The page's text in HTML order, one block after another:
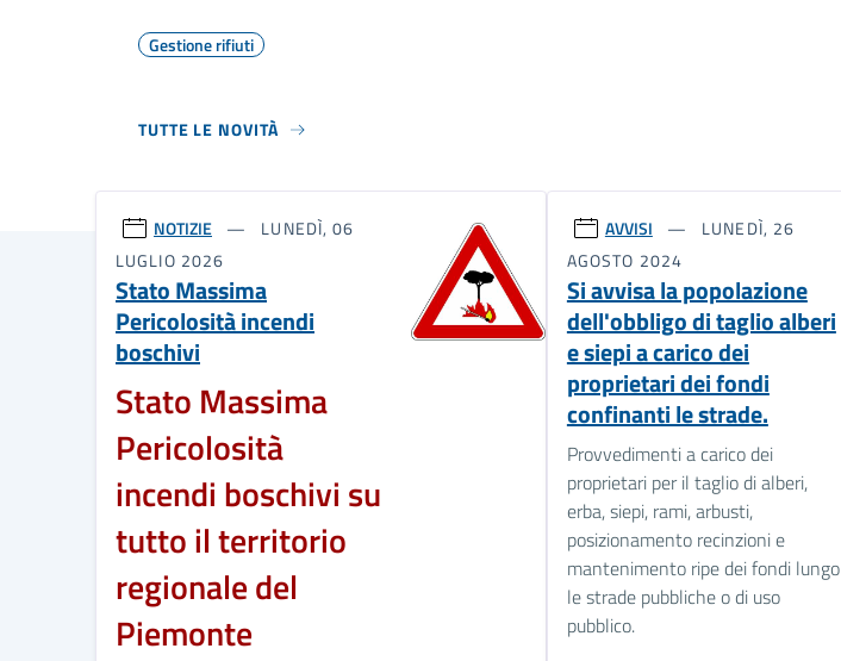
Gestione rifiuti
TUTTE LE NOVITÀ
NOTIZIE
LUNEDÌ, 06
LUGLIO 2026
Stato Massima
Pericolosità incendi
boschivi
Stato Massima
Pericolosità
incendi boschivi su
tutto il territorio
regionale del
Piemonte
AVVISI
LUNEDÌ, 26
AGOSTO 2024
Si avvisa la popolazione
dell'obbligo di taglio alberi
e siepi a carico dei
proprietari dei fondi
confinanti le strade.
Provvedimenti a carico dei
proprietari per il taglio di alberi,
erba, siepi, rami, arbusti,
posizionamento recinzioni e
mantenimento ripe dei fondi lungo
le strade pubbliche o di uso
pubblico.